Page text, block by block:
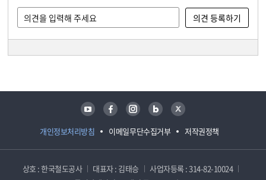
개인정보처리방침 이메일무단수집거부 저작권정책
유튜브 페이스북 인스타그램 블로그 트위터
상호 : 한국철도공사 대표자 : 김태승
사업자등록 : 314-82-10024